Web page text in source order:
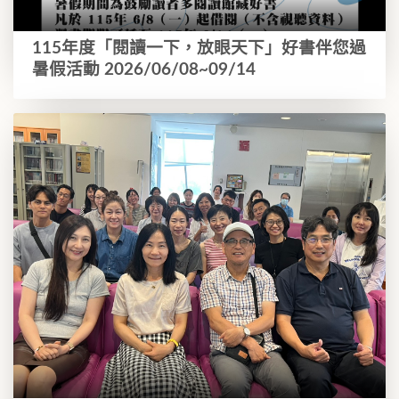
115年度「閱讀一下，放眼天下」好書伴您過
暑假活動 2026/06/08~09/14